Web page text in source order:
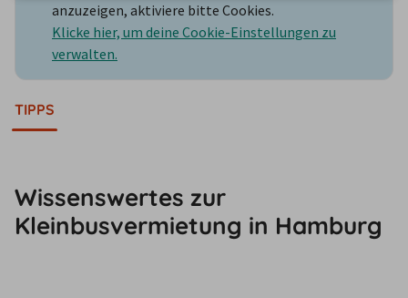
anzuzeigen, aktiviere bitte Cookies.
Klicke hier, um deine Cookie-Einstellungen zu
verwalten.
TIPPS
Wissenswertes zur
Kleinbusvermietung in Hamburg